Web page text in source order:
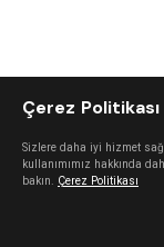
Çerez Politikası
Sizlere daha iyi hizmet
kullanımımız hakkında
bakın. Çerez Politikası